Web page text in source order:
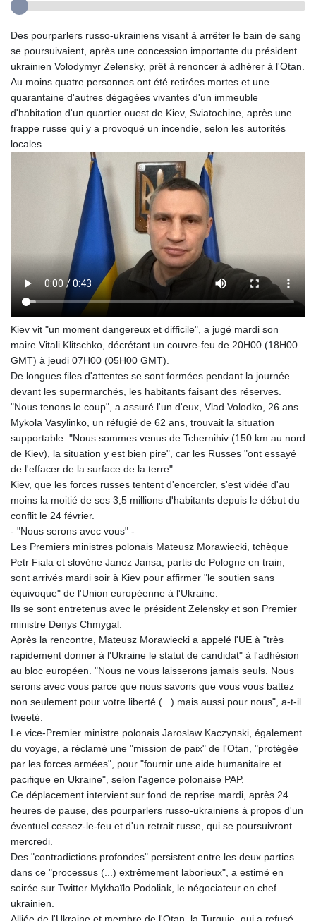
Des pourparlers russo-ukrainiens visant à arrêter le bain de sang
se poursuivaient, après une concession importante du président
ukrainien Volodymyr Zelensky, prêt à renoncer à adhérer à l'Otan.
Au moins quatre personnes ont été retirées mortes et une
quarantaine d'autres dégagées vivantes d'un immeuble
d'habitation d'un quartier ouest de Kiev, Sviatochine, après une
frappe russe qui y a provoqué un incendie, selon les autorités
locales.
Kiev vit "un moment dangereux et difficile", a jugé mardi son
maire Vitali Klitschko, décrétant un couvre-feu de 20H00 (18H00
GMT) à jeudi 07H00 (05H00 GMT).
De longues files d'attentes se sont formées pendant la journée
devant les supermarchés, les habitants faisant des réserves.
"Nous tenons le coup", a assuré l'un d'eux, Vlad Volodko, 26 ans.
Mykola Vasylinko, un réfugié de 62 ans, trouvait la situation
supportable: "Nous sommes venus de Tchernihiv (150 km au nord
de Kiev), la situation y est bien pire", car les Russes "ont essayé
de l'effacer de la surface de la terre".
Kiev, que les forces russes tentent d'encercler, s'est vidée d'au
moins la moitié de ses 3,5 millions d'habitants depuis le début du
conflit le 24 février.
- "Nous serons avec vous" -
Les Premiers ministres polonais Mateusz Morawiecki, tchèque
Petr Fiala et slovène Janez Jansa, partis de Pologne en train,
sont arrivés mardi soir à Kiev pour affirmer "le soutien sans
équivoque" de l'Union européenne à l'Ukraine.
Ils se sont entretenus avec le président Zelensky et son Premier
ministre Denys Chmygal.
Après la rencontre, Mateusz Morawiecki a appelé l'UE à "très
rapidement donner à l'Ukraine le statut de candidat" à l'adhésion
au bloc européen. "Nous ne vous laisserons jamais seuls. Nous
serons avec vous parce que nous savons que vous vous battez
non seulement pour votre liberté (...) mais aussi pour nous", a-t-il
tweeté.
Le vice-Premier ministre polonais Jaroslaw Kaczynski, également
du voyage, a réclamé une "mission de paix" de l'Otan, "protégée
par les forces armées", pour "fournir une aide humanitaire et
pacifique en Ukraine", selon l'agence polonaise PAP.
Ce déplacement intervient sur fond de reprise mardi, après 24
heures de pause, des pourparlers russo-ukrainiens à propos d'un
éventuel cessez-le-feu et d'un retrait russe, qui se poursuivront
mercredi.
Des "contradictions profondes" persistent entre les deux parties
dans ce "processus (...) extrêmement laborieux", a estimé en
soirée sur Twitter Mykhaïlo Podoliak, le négociateur en chef
ukrainien.